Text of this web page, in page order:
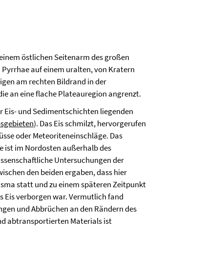
östlichen Seitenarm des großen
auf einem uralten, von Kratern
am rechten Bildrand in der
an eine flache Plateauregion angrenzt.
Eis- und Sedimentschichten liegenden
). Das Eis schmilzt, hervorgerufen
oder Meteoriteneinschläge. Das
ist im Nordosten außerhalb des
Untersuchungen der
den beiden ergaben, dass hier
statt und zu einem späteren Zeitpunkt
Eis verborgen war. Vermutlich fand
und Abbrüchen an den Rändern des
abtransportierten Materials ist